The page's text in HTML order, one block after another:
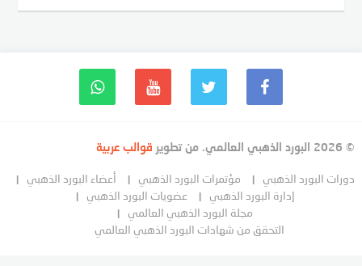
© 2026 البورد الذهبي العالمي. من تطوير قوالب عربية
دورات البورد الذهبي مؤتمرات البورد الذهبي
أعضاء البورد الذهبي
إدارة البورد الذهبي
عضويات البورد الذهبي
مجلة البورد الذهبي العالمي
التحقق من شهادات البورد الذهبي العالمي